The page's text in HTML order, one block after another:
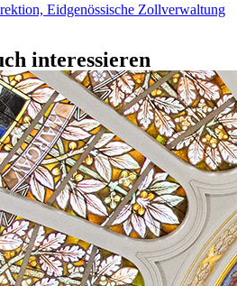
Eidgenössische Zollverwaltung
interessieren